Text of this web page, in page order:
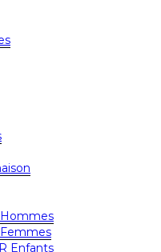
Enfants